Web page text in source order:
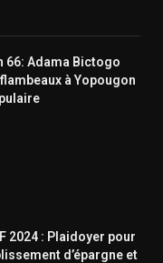
66: Adama Bictogo
à Yopougon
2024 : Plaidoyer pour
d’épargne et